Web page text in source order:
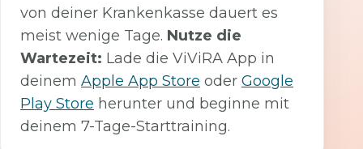
von deiner Krankenkasse dauert es
meist wenige Tage. Nutze die
Wartezeit: Lade die ViViRA App in
deinem Apple App Store oder Google
Play Store herunter und beginne mit
deinem 7-Tage-Starttraining.